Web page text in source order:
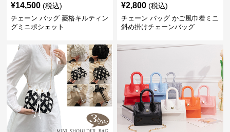
¥14,500 (税込)
チェーン バッグ 菱格キルティン
グミニポシェット
¥2,800 (税込)
チェーン バッグ かご風巾着ミニ
斜め掛けチェーンバッグ